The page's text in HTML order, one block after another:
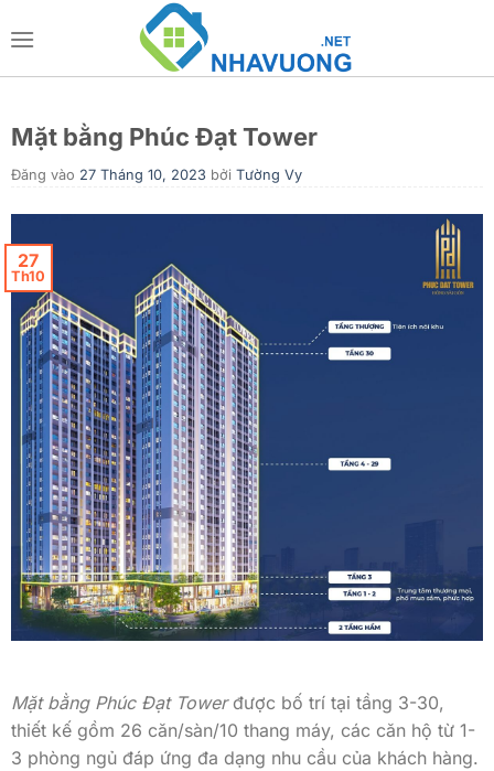
qua
Mặt bằng Phúc Đạt Tower
Đăng vào 27 Tháng 10, 2023 bởi Tường Vy
27
Th10
Mặt bằng Phúc Đạt Towerđược bố trí tại tầng 3-30,
thiết kế gồm 26 căn/sàn/10 thang máy, các căn hộ từ 1-
3 phòng ngủ đáp ứng đa dạng nhu cầu của khách hàng.